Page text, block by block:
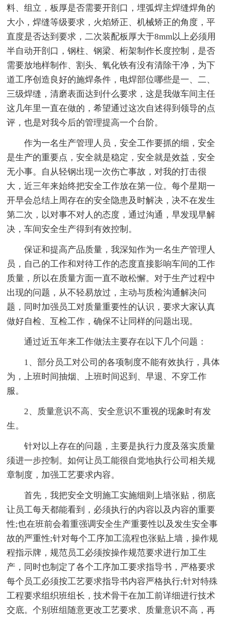
料、组立，板厚是否需要开剖口，埋弧焊主焊缝焊角的
大小，焊缝等级要求，火焰矫正、机械矫正的角度，平
直度是否达到要求，二次装配板厚大于8mm以上必须用
半自动开剖口，钢柱、钢梁、桁架制作长度控制，是否
需要放地样制作、割头、氧化铁有没有清除干净，为下
道工序创造良好的施焊条件，电焊部位哪些是一、二、
三级焊缝，清磨表面达到什么要求，这是我做车间主任
这几年里一直在做的，希望通过这次自述得到领导的点
评，也是对我今后的管理提高一个台阶。
作为一名生产管理人员，安全工作要抓的细，安全
是生产的重要点，安全就是稳定，安全就是效益，安全
无小事。自从轻钢出现一次伤亡事故，对我的打击很
大，近三年来始终把安全工作放在第一位。每个星期一
开早会总结上周存在的安全隐患及时解决，决不在发生
第二次，以对事不对人的态度，通过沟通，早发现早解
决，车间安全生产得到有效控制。
保证和提高产品质量，我深知作为一名生产管理人
员，自己的工作和对待工作的态度直接影响车间的工作
质量，所以在质量方面一直不敢松懈。对于生产过程中
出现的问题，从不轻易放过，主动与质检沟通解决问
题，同时加强员工对质量重要性的认识，要求大家认真
做好自检、互检工作，确保不让同样的问题出现。
通过近五年来工作做法主要存在以下几个问题：
1、部分员工对公司的各项制度不能有效执行，具体
为，上班时间抽烟、上班时间迟到、早退、不穿工作
服。
2、质量意识不高、安全意识不重视的现象时有发
生。
针对以上存在的问题，主要是执行力度及落实质量
须进一步控制。如何让员工能很自觉地执行公司相关规
章制度，加强工艺要求内容。
首先，我把安全文明施工实施细则上墙张贴，彻底
让员工每天都能看到，必须执行的内容以及内容的重要
性;也在班前会着重强调安全生产重要性以及发生安全事
故的严重性;针对每个工序加工流程也张贴上墙，操作规
程指示牌，规范员工必须按操作规范要求进行加工生
产，同时也制定了各个工序加工要求指导书，严格要求
每个员工必须按工艺要求指导书内容严格执行;针对特殊
工程要求组织班组长，技术骨干在加工前详细进行技术
交底。个别班组随意更改工艺要求、质量意识不高，再